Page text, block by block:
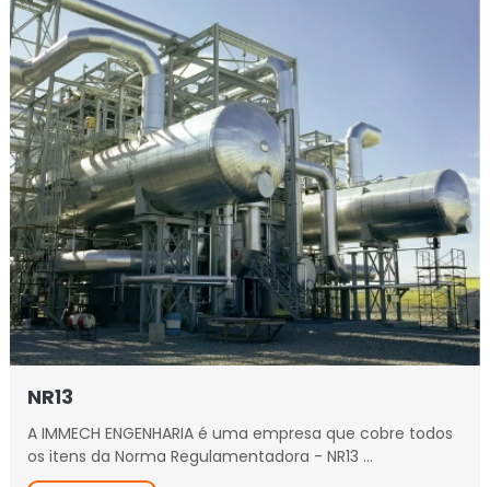
NR13
A IMMECH ENGENHARIA é uma empresa que cobre todos
os itens da Norma Regulamentadora - NR13 …